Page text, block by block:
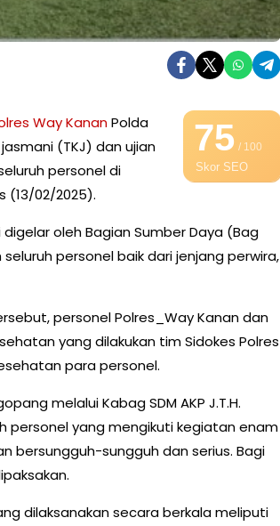
75/ 100
Skor SEO
Way KananPolda
(TKJ) dan ujian
personel di
(13/02/2025).
oleh Bagian Sumber Daya (Bag
personel baik dari jenjang perwira,
personel Polres_Way Kanan dan
yang dilakukan tim Sidokes Polres
para personel.
melalui Kabag SDM AKP J.T.H.
personel yang mengikuti kegiatan enam
bersungguh-sungguh dan serius. Bagi
dilaksanakan secara berkala meliputi